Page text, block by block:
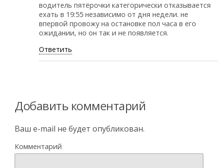
водитель пятёрочки категорически отказывается
ехать в 19:55 независимо от дня недели. не
впервой провожу на остановке пол часа в его
ожидании, но он так и не появляется.
Ответить
Добавить комментарий
Ваш e-mail не будет опубликован.
Комментарий